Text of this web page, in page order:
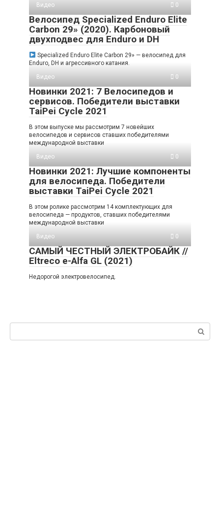
Видео
0
Велосипед Specialized Enduro Elite
Carbon 29» (2020). Карбоновый
двухподвес для Enduro и DH
Specialized Enduro Elite Carbon 29» — велосипед для
Enduro, DH и агрессивного катания.
Видео
0
Новинки 2021: 7 Велосипедов и
сервисов. Победители выставки
TaiPei Cycle 2021
В этом выпуске мы рассмотрим 7 новейших
велосипедов и сервисов ставших победителями
международной выставки
Видео
0
Новинки 2021: Лучшие компоненты
для велосипеда. Победители
выставки TaiPei Cycle 2021
В этом ролике рассмотрим 14 комплектующих для
велосипеда — продуктов, ставших победителями
международной выставки
Видео
0
САМЫЙ ЧЕСТНЫЙ ЭЛЕКТРОБАЙК //
Eltreco e-Alfa GL (2021)
Недорогой электровелосипед.